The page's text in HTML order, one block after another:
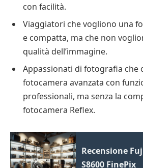
con facilità.
Viaggiatori che vogliono una
e compatta, ma che non
qualità dell’immagine.
Appassionati di fotografia che
fotocamera avanzata con
professionali, ma senza la
fotocamera Reflex.
Recensione
S8600 FinePix